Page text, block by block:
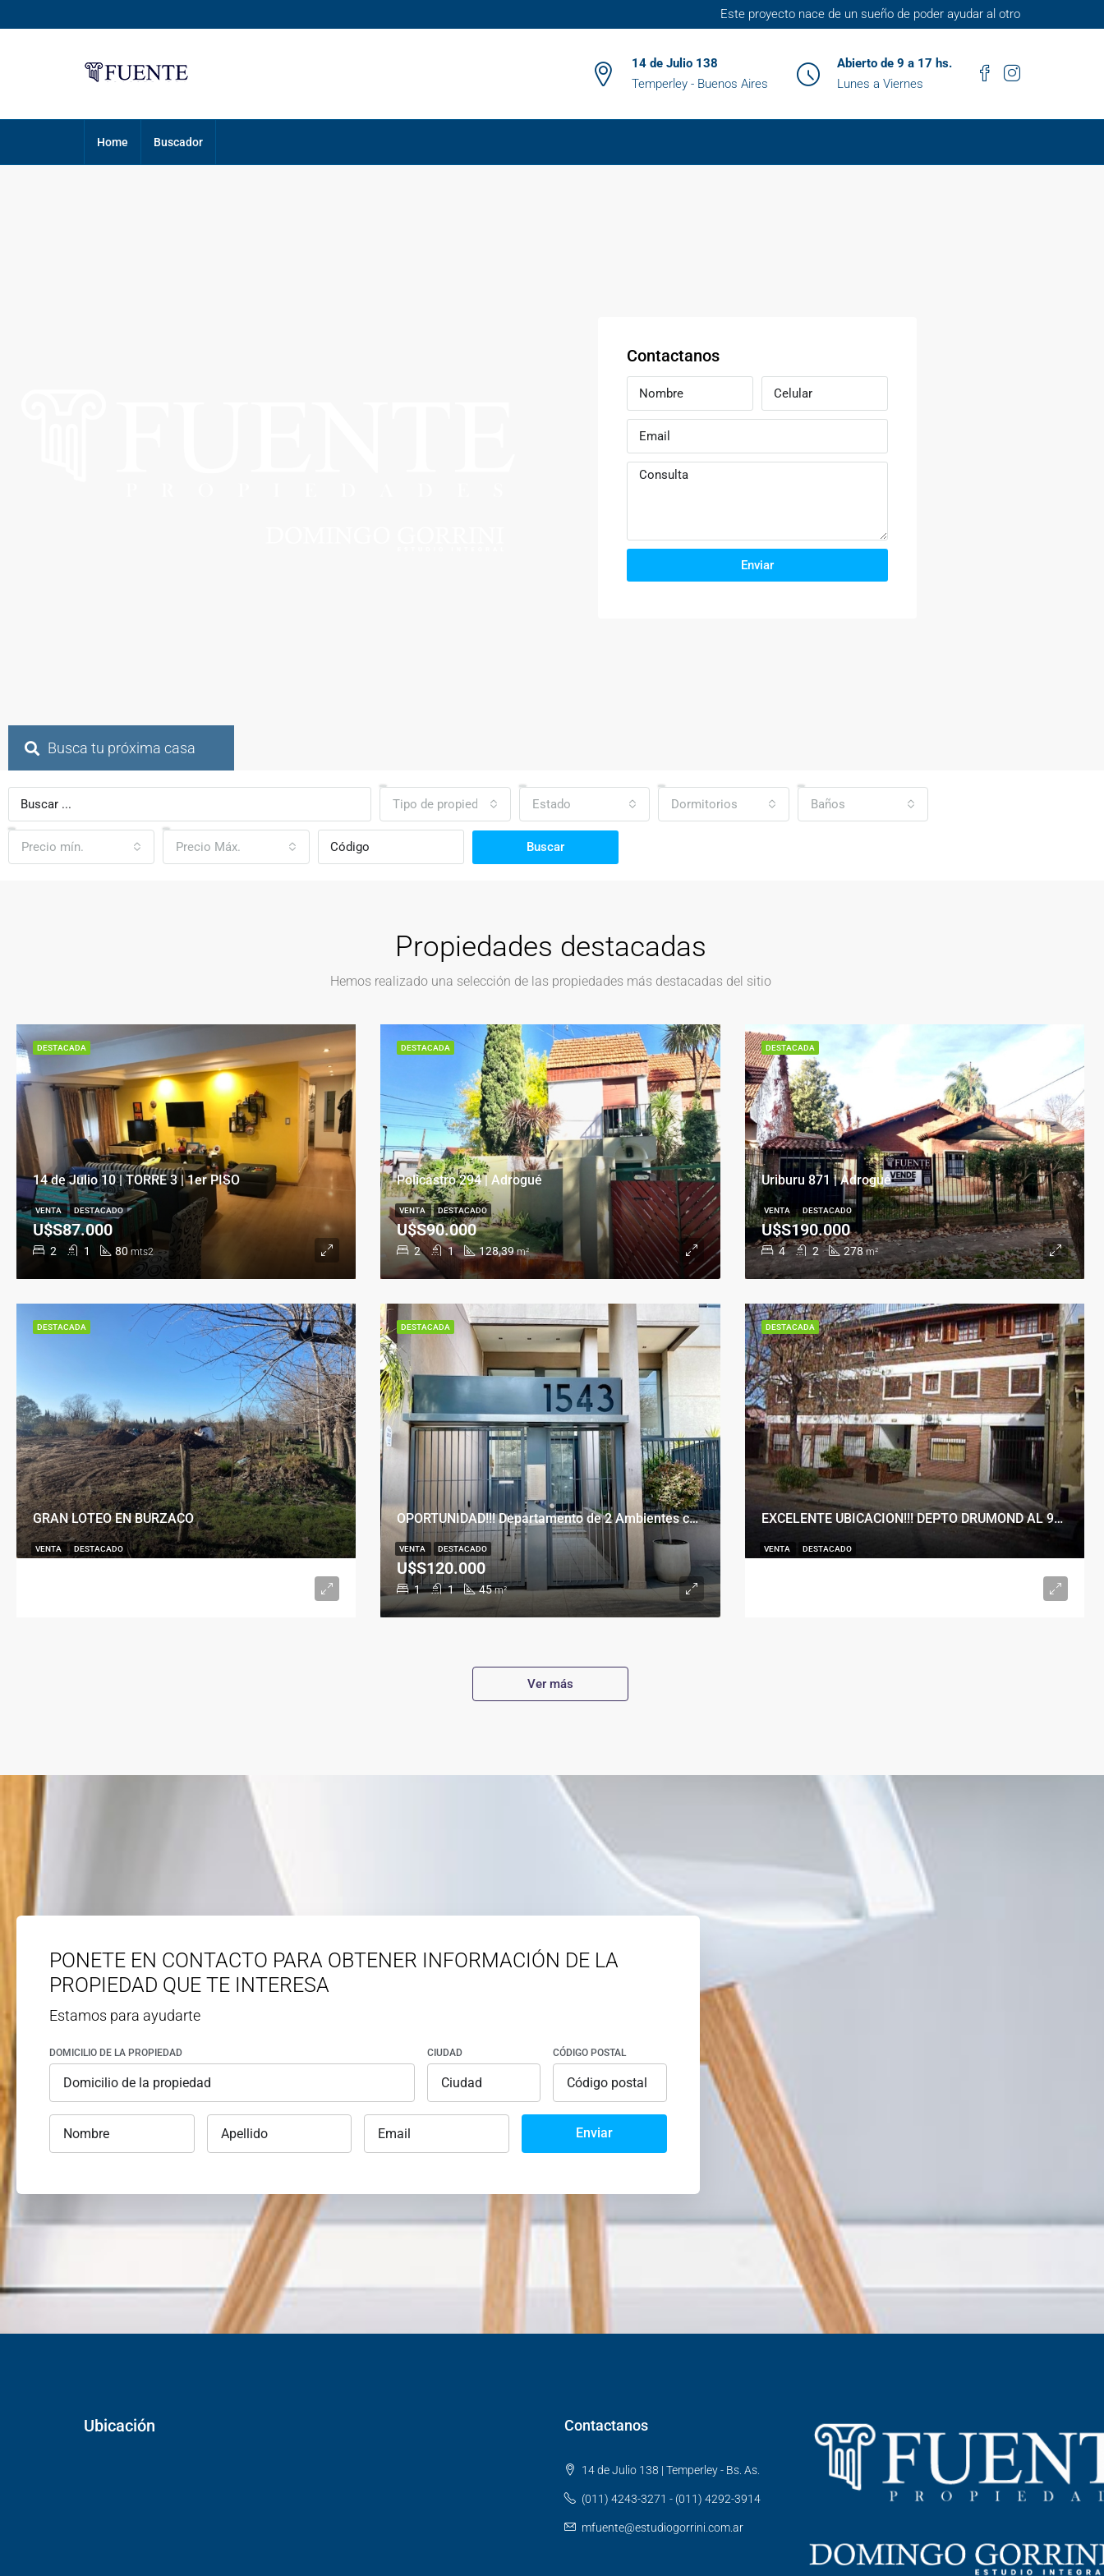
Este proyecto nace de un sueño de poder ayudar al otro
14 de Julio 138
Temperley - Buenos Aires
Abierto de 9 a 17 hs.
Lunes a Viernes
Home Buscador
Contactanos
Enviar
Busca tu próxima casa
Tipo de propiedad Estado Dormitorios Baños
Precio mín. Precio Máx. Buscar
Propiedades destacadas
Hemos realizado una selección de las propiedades más destacadas del sitio
14 de Julio 10 | TORRE 3 | 1er PISO
2 1 80 mts2
U$S87.000
VENTA DESTACADO
DESTACADA
Policastro 294 | Adrogué
2 1 128,39 m²
U$S90.000
VENTA DESTACADO
DESTACADA
Uriburu 871 | Adrogué
4 2 278 m²
U$S190.000
VENTA DESTACADO
DESTACADA
GRAN LOTEO EN BURZACO
VENTA DESTACADO
DESTACADA
OPORTUNIDAD!!! Departamento de 2 Ambientes con Cochera en Banfield Este
1 1 45 m²
U$S120.000
VENTA DESTACADO
DESTACADA
EXCELENTE UBICACION!!! DEPTO DRUMOND AL 900
VENTA DESTACADO
DESTACADA
Ver más
PONETE EN CONTACTO PARA OBTENER INFORMACIÓN DE LA
PROPIEDAD QUE TE INTERESA
Estamos para ayudarte
DOMICILIO DE LA PROPIEDAD CIUDAD CÓDIGO POSTAL
Enviar
Ubicación Contactanos
14 de Julio 138 | Temperley - Bs. As.
(011) 4243-3271 - (011) 4292-3914
mfuente@estudiogorrini.com.ar